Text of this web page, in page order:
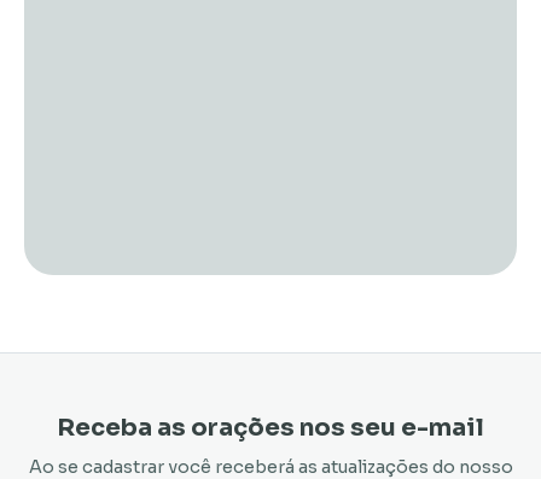
Receba as orações nos seu e-mail
Ao se cadastrar você receberá as atualizações do nosso